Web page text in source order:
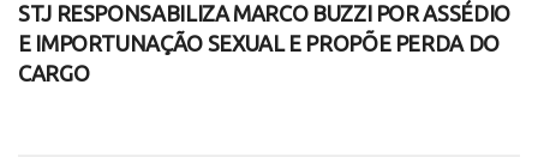
STJ RESPONSABILIZA MARCO BUZZI POR ASSÉDIO
E IMPORTUNAÇÃO SEXUAL E PROPÕE PERDA DO
CARGO